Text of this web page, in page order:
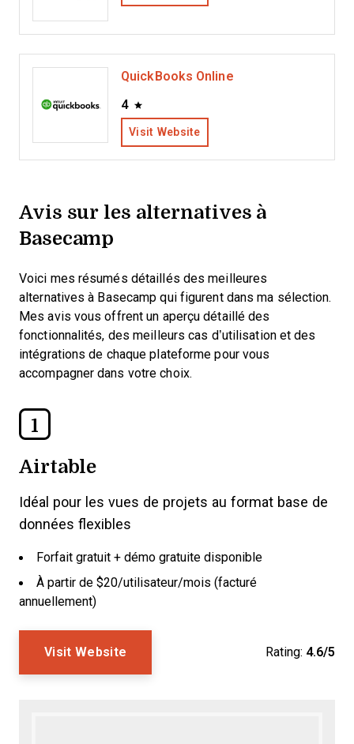
QuickBooks Online
4
Visit Website
Avis sur les alternatives à
Basecamp
Voici mes résumés détaillés des meilleures
alternatives à Basecamp qui figurent dans ma sélection.
Mes avis vous offrent un aperçu détaillé des
fonctionnalités, des meilleurs cas d’utilisation et des
intégrations de chaque plateforme pour vous
accompagner dans votre choix.
1
Airtable
Idéal pour les vues de projets au format base de
données flexibles
Forfait gratuit + démo gratuite disponible
À partir de $20/utilisateur/mois (facturé
annuellement)
Visit Website Rating: 4.6/5